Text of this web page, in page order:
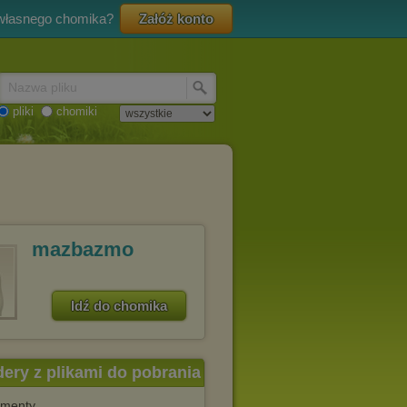
chomika? Załóż konto
pliki chomiki
mazbazmo
Idź do chomika
z plikami do pobrania